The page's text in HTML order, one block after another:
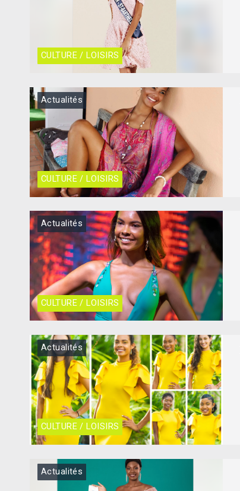
CULTURE / LOISIRS
CULTURE / LOISIRS
Actualités
CULTURE / LOISIRS
Actualités
CULTURE / LOISIRS
Actualités
Actualités